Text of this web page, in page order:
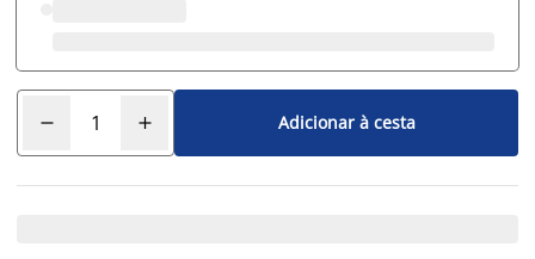
Adicionar à cesta